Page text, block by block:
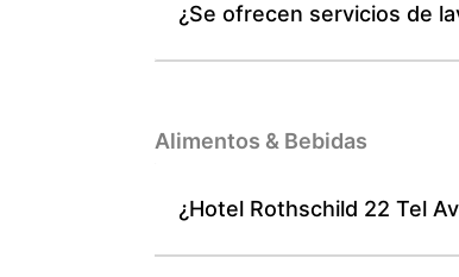
¿Se ofrecen servicios de
Alimentos & Bebidas
¿Hotel Rothschild 22 Tel